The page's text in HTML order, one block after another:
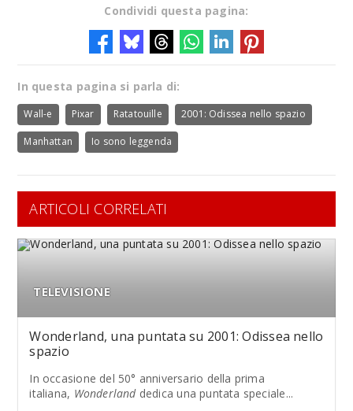
Condividi questa pagina:
In questa pagina si parla di:
Wall-e Pixar Ratatouille 2001: Odissea nello spazio
Manhattan Io sono leggenda
ARTICOLI CORRELATI
TELEVISIONE
Wonderland, una puntata su 2001: Odissea nello
spazio
In occasione del 50° anniversario della prima
italiana, Wonderlanddedica una puntata speciale...